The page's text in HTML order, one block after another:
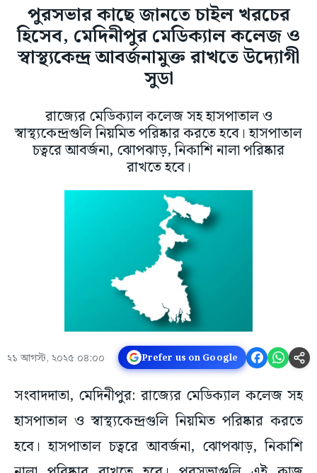
পুরসভার কাছে জানতে চাইল খরচের
হিসেব, মেদিনীপুর মেডিক্যাল কলেজ ও
স্বাস্থ্যকেন্দ্র আবর্জনামুক্ত রাখতে উদ্যোগী
সুডা
রাজ্যের মেডিক্যাল কলেজ সহ হাসপাতাল ও
স্বাস্থ্যকেন্দ্রগুলি নিয়মিত পরিষ্কার করতে হবে। হাসপাতাল
চত্বরে আবর্জনা, ঝোপঝাড়, নিকাশি নালা পরিষ্কার
রাখতে হবে।
২১ আগস্ট, ২০২৫ ০৪:০০ Prefer us on Google
সংবাদদাতা, মেদিনীপুর: রাজ্যের মেডিক্যাল কলেজ সহ
হাসপাতাল ও স্বাস্থ্যকেন্দ্রগুলি নিয়মিত পরিষ্কার করতে
হবে। হাসপাতাল চত্বরে আবর্জনা, ঝোপঝাড়, নিকাশি